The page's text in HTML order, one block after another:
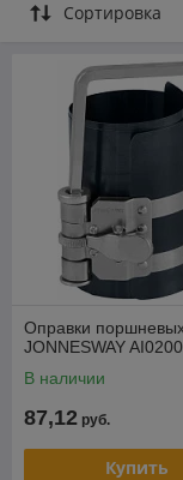
Сортировка
Оправки
JONNESWAY
В наличии
87,12 руб.
Купить